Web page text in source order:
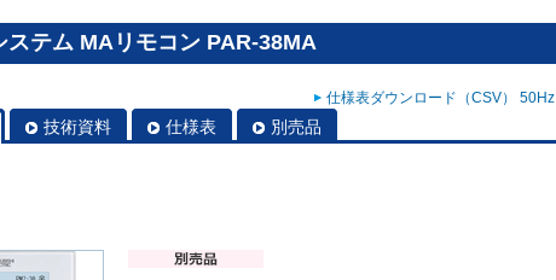
ステム MAリモコン PAR-38MA
仕様表ダウンロード（CSV） 50Hz
技術資料 仕様表 別売品